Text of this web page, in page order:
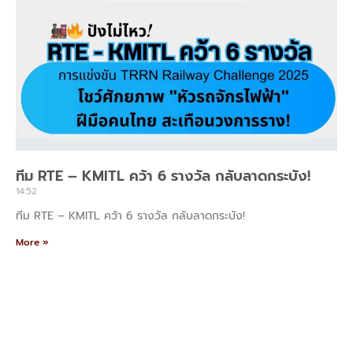
ทีม RTE – KMITL คว้า 6 รางวัล กลับลาดกระบัง!
14:52
ทีม RTE – KMITL คว้า 6 รางวัล กลับลาดกระบัง!
More »